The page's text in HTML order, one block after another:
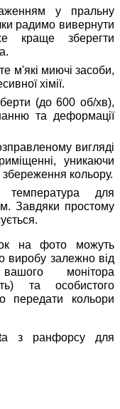
у пральну
радимо вивернути
краще зберегти
м'які миючі засоби,
хімії.
(до 600 об/хв),
та деформації
вигляді
уникаючи
кольору.
для
Завдяки простому
на фото можуть
виробу залежно від
монітора
та особистого
передати кольори
з ранфорсу для